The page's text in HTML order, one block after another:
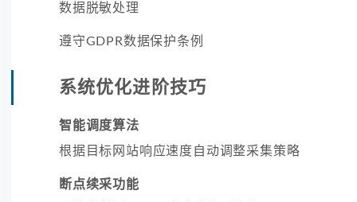
数据脱敏处理
遵守GDPR数据保护条例
系统优化进阶技巧
智能调度算法
根据目标网站响应速度自动调整采集策略
断点续采功能